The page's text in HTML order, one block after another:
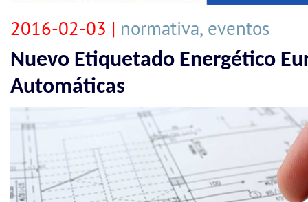
2016-02-03 | normativa, eventos
Nuevo Etiquetado Energético
Automáticas